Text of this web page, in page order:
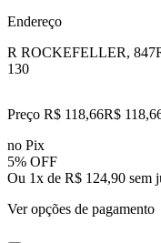
Endereço
R ROCKEFELLER, 847
130
Preço R$ 118,66R$ 118,
no Pix
5% OFF
Ou 1x de R$ 124,90 sem
Ver opções de pagamento